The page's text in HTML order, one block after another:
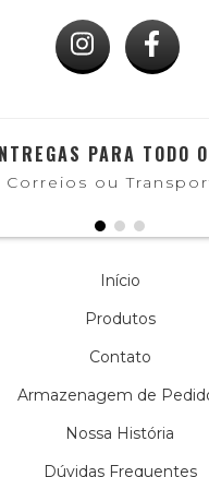
PARA TODO
Correios ou
Início
Produtos
Contato
Armazenagem de
Nossa História
Dúvidas Frequentes